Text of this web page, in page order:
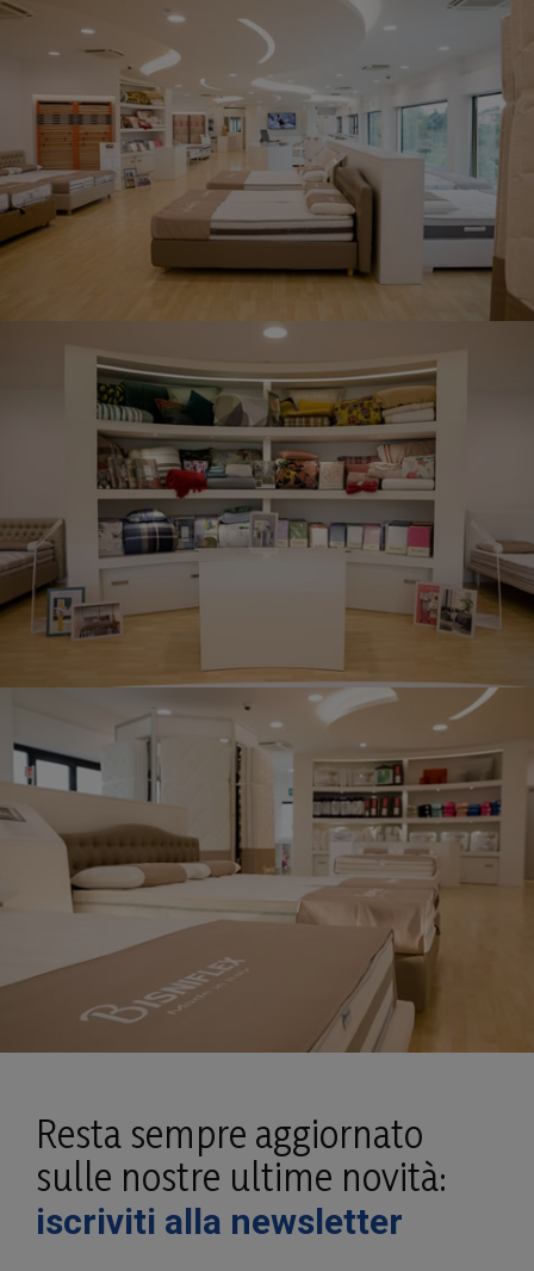
Resta sempre aggiornato
sulle nostre ultime novità:
iscriviti alla newsletter